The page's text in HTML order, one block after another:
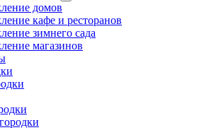
домов
кафе и ресторанов
зимнего сада
магазинов